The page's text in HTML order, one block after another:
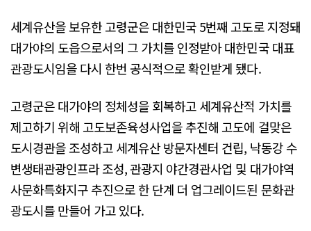
세계유산을 보유한 고령군은 대한민국 5번째 고도로 지정돼
대가야의 도읍으로서의 그 가치를 인정받아 대한민국 대표
관광도시임을 다시 한번 공식적으로 확인받게 됐다.
고령군은 대가야의 정체성을 회복하고 세계유산적 가치를
제고하기 위해 고도보존육성사업을 추진해 고도에 걸맞은
도시경관을 조성하고 세계유산 방문자센터 건립, 낙동강 수
변생태관광인프라 조성, 관광지 야간경관사업 및 대가야역
사문화특화지구 추진으로 한 단계 더 업그레이드된 문화관
광도시를 만들어 가고 있다.